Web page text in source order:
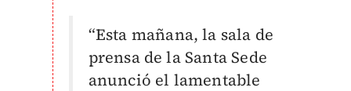
“Esta mañana, la sala de
prensa de la Santa Sede
anunció el lamentable